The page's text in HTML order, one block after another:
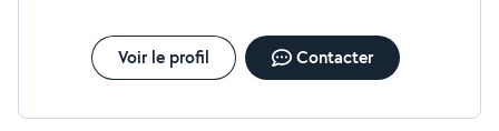
Voir le profil Contacter